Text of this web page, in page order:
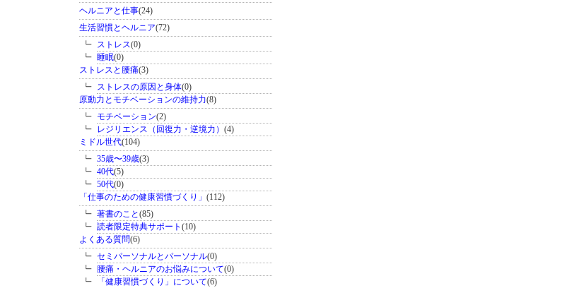
ヘルニアと仕事(24)
生活習慣とヘルニア(72)
ストレス(0)
睡眠(0)
ストレスと腰痛(3)
ストレスの原因と身体(0)
原動力とモチベーションの維持力(8)
モチベーション(2)
レジリエンス（回復力・逆境力） (4)
ミドル世代(104)
35歳〜39歳(3)
40代(5)
50代(0)
「仕事のための健康習慣づくり」 (112)
著書のこと(85)
読者限定特典サポート (10)
よくある質問(6)
セミパーソナルとパーソナル(0)
腰痛・ヘルニアのお悩みについて(0)
「健康習慣づくり」について(6)